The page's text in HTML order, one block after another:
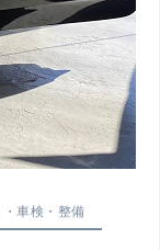
・ 車検・整備